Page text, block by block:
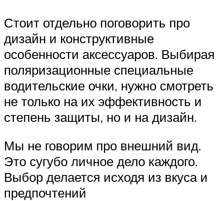
Стоит отдельно поговорить про
дизайн и конструктивные
особенности аксессуаров. Выбирая
поляризационные специальные
водительские очки, нужно смотреть
не только на их эффективность и
степень защиты, но и на дизайн.
Мы не говорим про внешний вид.
Это сугубо личное дело каждого.
Выбор делается исходя из вкуса и
предпочтений